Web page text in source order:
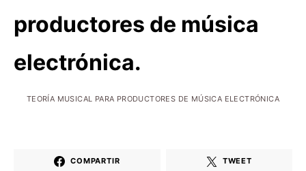
productores de música
electrónica.
TEORÍA MUSICAL PARA PRODUCTORES DE MÚSICA ELECTRÓNICA
COMPARTIR TWEET